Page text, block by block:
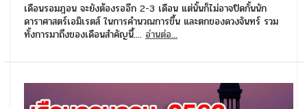
เดือนรอมฎอน จะยังต้องรออีก 2-3 เดือน แต่นั้นก็ไม่อาจปิดกั้นนัก
ดาราศาสตร์เอมิเรตส์ ในการคำนวณการขึ้น และตกของดวงจันทร์ รวม
ทั้งการมาถึงของเดือนสำคัญนี้.... อ่านต่อ...